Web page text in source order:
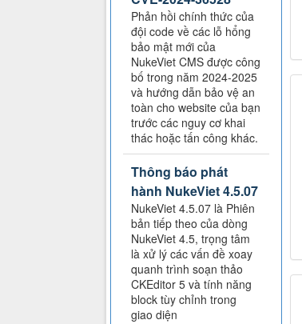
Phản hồi chính thức của
đội code về các lỗ hổng
bảo mật mới của
NukeViet CMS được công
bố trong năm 2024-2025
và hướng dẫn bảo vệ an
toàn cho website của bạn
trước các nguy cơ khai
thác hoặc tấn công khác.
Thông báo phát
hành NukeViet 4.5.07
NukeViet 4.5.07 là Phiên
bản tiếp theo của dòng
NukeViet 4.5, trọng tâm
là xử lý các vấn đề xoay
quanh trình soạn thảo
CKEditor 5 và tính năng
block tùy chỉnh trong
giao diện